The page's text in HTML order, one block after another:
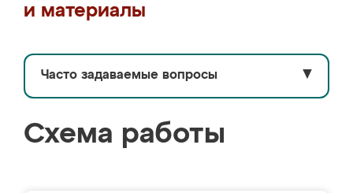
и материалы
Часто задаваемые вопросы ▼
Схема работы